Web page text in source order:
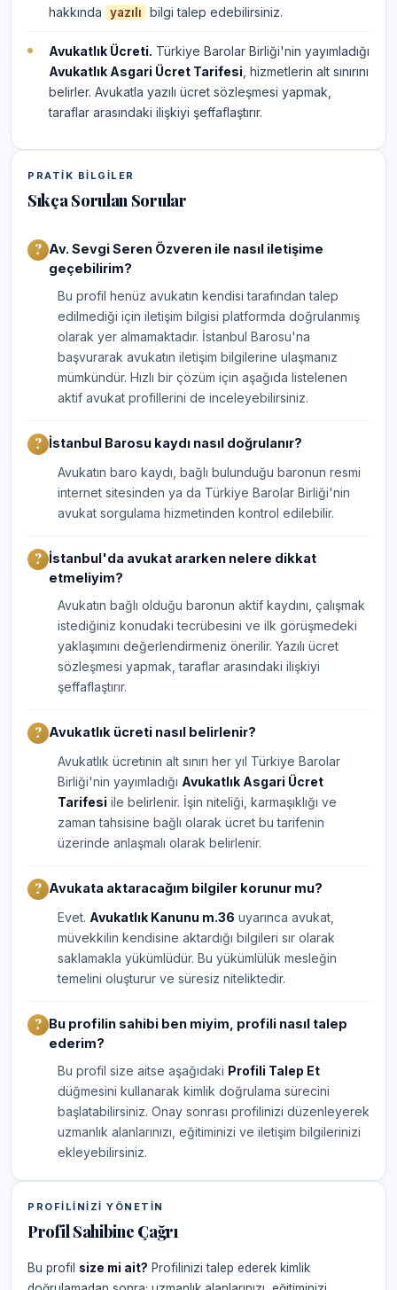
hakkında
yazılı bilgi talep edebilirsiniz.
Avukatlık Ücreti. Türkiye Barolar Birliği'nin yayımladığı
Avukatlık Asgari Ücret Tarifesi , hizmetlerin alt sınırını
belirler. Avukatla yazılı ücret sözleşmesi yapmak,
taraflar arasındaki ilişkiyi şeffaflaştırır.
PRATIK BILGILER
Sıkça Sorulan Sorular
Av. Sevgi Seren Özveren ile nasıl iletişime
geçebilirim?
Bu profil henüz avukatın kendisi tarafından talep
edilmediği için iletişim bilgisi platformda doğrulanmış
olarak yer almamaktadır. İstanbul Barosu'na
başvurarak avukatın iletişim bilgilerine ulaşmanız
mümkündür. Hızlı bir çözüm için aşağıda listelenen
aktif avukat profillerini de inceleyebilirsiniz.
İstanbul Barosu kaydı nasıl doğrulanır?
Avukatın baro kaydı, bağlı bulunduğu baronun resmi
internet sitesinden ya da Türkiye Barolar Birliği'nin
avukat sorgulama hizmetinden kontrol edilebilir.
İstanbul'da avukat ararken nelere dikkat
etmeliyim?
Avukatın bağlı olduğu baronun aktif kaydını, çalışmak
istediğiniz konudaki tecrübesini ve ilk görüşmedeki
yaklaşımını değerlendirmeniz önerilir. Yazılı ücret
sözleşmesi yapmak, taraflar arasındaki ilişkiyi
şeffaflaştırır.
Avukatlık ücreti nasıl belirlenir?
Avukatlık ücretinin alt sınırı her yıl Türkiye Barolar
Birliği'nin yayımladığı Avukatlık Asgari Ücret
Tarifesi ile belirlenir. İşin niteliği, karmaşıklığı ve
zaman tahsisine bağlı olarak ücret bu tarifenin
üzerinde anlaşmalı olarak belirlenir.
Avukata aktaracağım bilgiler korunur mu?
Evet. Avukatlık Kanunu m.36 uyarınca avukat,
müvekkilin kendisine aktardığı bilgileri sır olarak
saklamakla yükümlüdür. Bu yükümlülük mesleğin
temelini oluşturur ve süresiz niteliktedir.
Bu profilin sahibi ben miyim, profili nasıl talep
ederim?
Bu profil size aitse aşağıdaki Profili Talep Et
düğmesini kullanarak kimlik doğrulama sürecini
başlatabilirsiniz. Onay sonrası profilinizi düzenleyerek
uzmanlık alanlarınızı, eğitiminizi ve iletişim bilgilerinizi
ekleyebilirsiniz.
PROFILINIZI YÖNETIN
Profil Sahibine Çağrı
Bu profil size mi ait? Profilinizi talep ederek kimlik